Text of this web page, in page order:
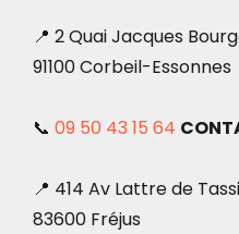
📍 2 Quai Jacques
91100 Corbeil-Essonnes
📞 09 50 43 15 64
📍 414 Av Lattre de
83600 Fréjus